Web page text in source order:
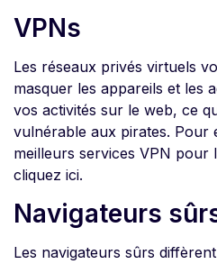
VPNs
Les réseaux privés virtuels
masquer les appareils et les
vos activités sur le web, ce
vulnérable aux pirates. Pour
meilleurs services VPN pour
cliquez ici.
Navigateurs
Les navigateurs sûrs